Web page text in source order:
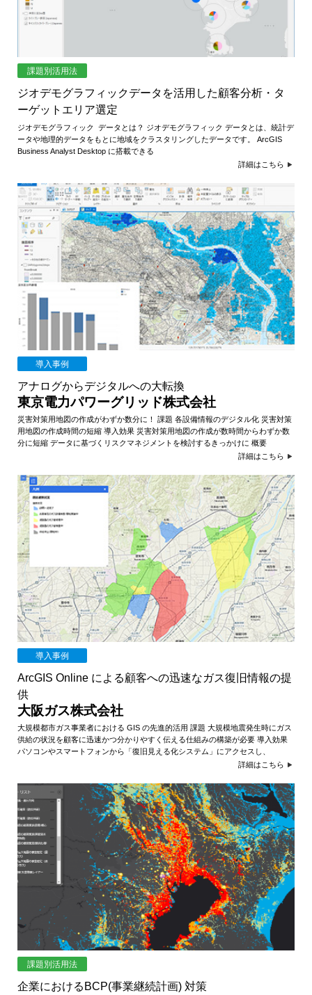
地
図
シ
ス
ム
ESRI
ジ
ャ
パ
ン
課題別活用法
ジオデモグラフィックデータを活用した顧客分析・タ
ーゲットエリア選定
ジオデモグラフィック データとは？ ジオデモグラフィック データとは、統計デ
ータや地理的データをもとに地域をクラスタリングしたデータです。 ArcGIS
Business Analyst Desktop に搭載できる
詳細はこちら
導入事例
アナログからデジタルへの大転換
東京電力パワーグリッド株式会社
災害対策用地図の作成がわずか数分に！ 課題 各設備情報のデジタル化 災害対策
用地図の作成時間の短縮 導入効果 災害対策用地図の作成が数時間からわずか数
分に短縮 データに基づくリスクマネジメントを検討するきっかけに 概要
詳細はこちら
導入事例
ArcGIS Online による顧客への迅速なガス復旧情報の提
供
大阪ガス株式会社
大規模都市ガス事業者における GIS の先進的活用 課題 大規模地震発生時にガス
供給の状況を顧客に迅速かつ分かりやすく伝える仕組みの構築が必要 導入効果
パソコンやスマートフォンから「復旧見える化システム」にアクセスし、
詳細はこちら
課題別活用法
企業におけるBCP(事業継続計画) 対策